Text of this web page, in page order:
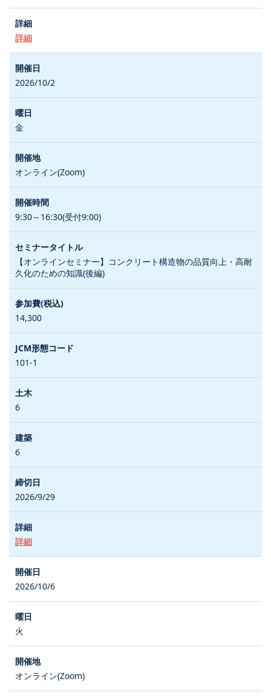
詳細
2026/10/2
金
オンライン(Zoom)
9:30～16:30(受付9:00)
【オンラインセミナー】コンクリート構造物の品質向上・高耐
久化のための知識(後編)
14,300
101-1
6
6
2026/9/29
詳細
2026/10/6
火
オンライン(Zoom)